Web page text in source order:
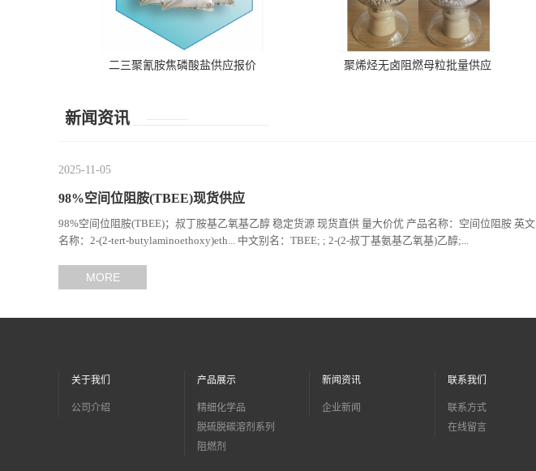
二三聚氰胺焦磷酸盐供应报价 聚烯烃无卤阻燃母粒批量供应
新闻资讯
2025-11-05
98%空间位阻胺(TBEE)现货供应
98%空间位阻胺(TBEE)；叔丁胺基乙氧基乙醇 稳定货源 现货直供 量大价优 产品名称：空间位阻胺 英文
名称：2-(2-tert-butylaminoethoxy)eth... 中文别名：TBEE; ; 2-(2-叔丁基氨基乙氧基)乙醇;...
MORE
关于我们
公司介绍
产品展示
精细化学品
脱硫脱碳溶剂系列
阻燃剂
新闻资讯
企业新闻
联系我们
联系方式
在线留言